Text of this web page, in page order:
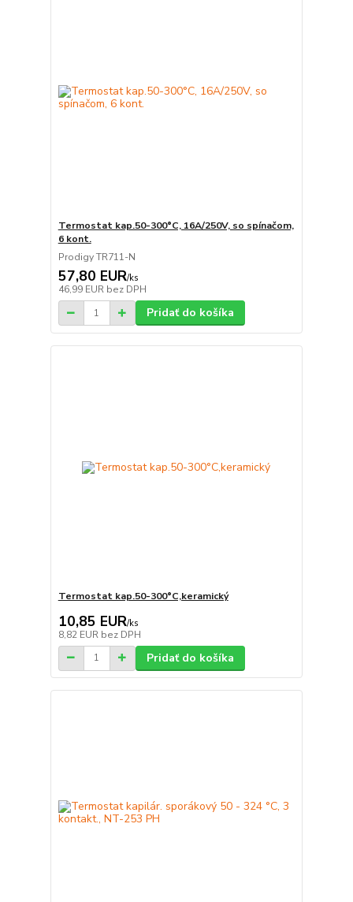
Termostat kap.50-300°C, 16A/250V, so spínačom,
6 kont.
Prodigy TR711-N
57,80 EUR/ks
46,99 EUR bez DPH
Pridať do košíka
Termostat kap.50-300°C,keramický
10,85 EUR/ks
8,82 EUR bez DPH
Pridať do košíka